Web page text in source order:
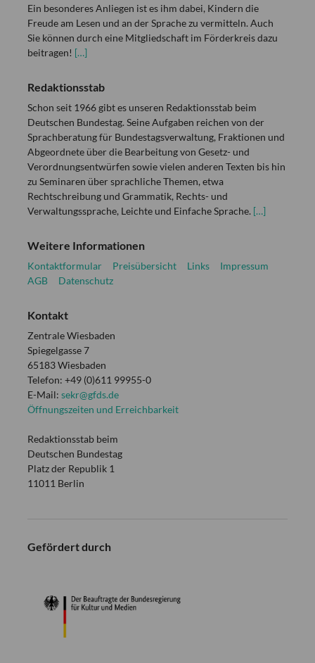
Ein besonderes Anliegen ist es ihm dabei, Kindern die
Freude am Lesen und an der Sprache zu vermitteln. Auch
Sie können durch eine Mitgliedschaft im Förderkreis dazu
beitragen! […]
Redaktionsstab
Schon seit 1966 gibt es unseren Redaktionsstab beim
Deutschen Bundestag. Seine Aufgaben reichen von der
Sprachberatung für Bundestagsverwaltung, Fraktionen und
Abgeordnete über die Bearbeitung von Gesetz- und
Verordnungsentwürfen sowie vielen anderen Texten bis hin
zu Seminaren über sprachliche Themen, etwa
Rechtschreibung und Grammatik, Rechts- und
Verwaltungssprache, Leichte und Einfache Sprache. […]
Weitere Informationen
Kontaktformular Preisübersicht Links
Impressum
AGB
Datenschutz
Kontakt
Zentrale Wiesbaden
Spiegelgasse 7
65183 Wiesbaden
Telefon: +49 (0)611 99955-0
E-Mail: sekr@gfds.de
Öffnungszeiten und Erreichbarkeit
Redaktionsstab beim
Deutschen Bundestag
Platz der Republik 1
11011 Berlin
Gefördert durch